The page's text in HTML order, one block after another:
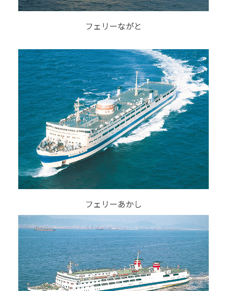
フェリーながと
フェリーあかし